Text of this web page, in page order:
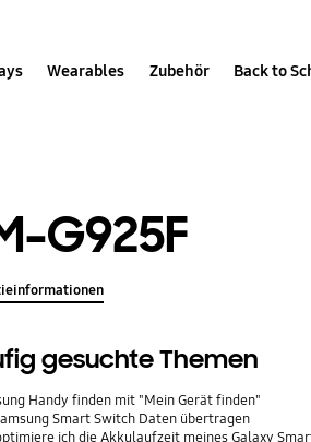
Wearables Zubehör Back to
G925F
gesuchte Themen
Handy finden mit "Mein Gerät finden"
Smart Switch Daten übertragen
ich die Akkulaufzeit meines Galaxy